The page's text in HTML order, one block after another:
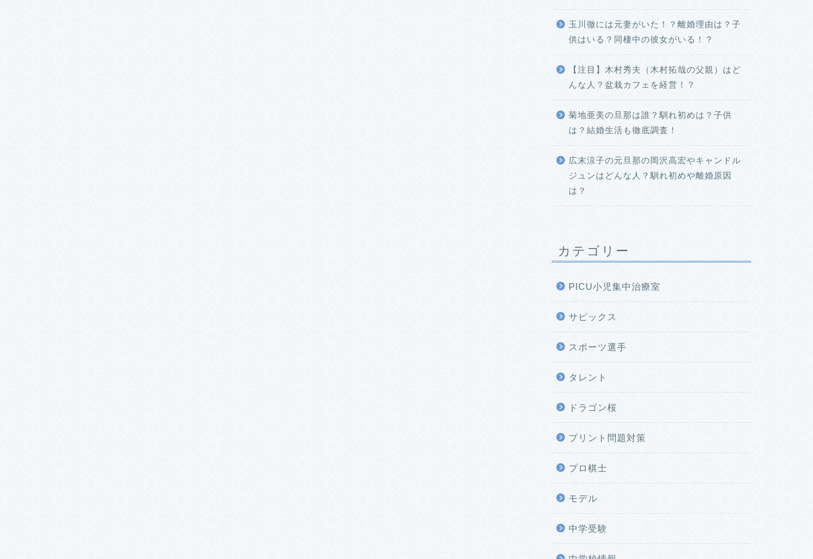
玉川徹には元妻がいた！？離婚理由は？子
供はいる？同棲中の彼女がいる！？
【注目】木村秀夫（木村拓哉の父親）はど
んな人？盆栽カフェを経営！？
菊地亜美の旦那は誰？馴れ初めは？子供
は？結婚生活も徹底調査！
広末涼子の元旦那の岡沢高宏やキャンドル
ジュンはどんな人？馴れ初めや離婚原因
は？
カテゴリー
PICU小児集中治療室
サピックス
スポーツ選手
タレント
ドラゴン桜
プリント問題対策
プロ棋士
モデル
中学受験